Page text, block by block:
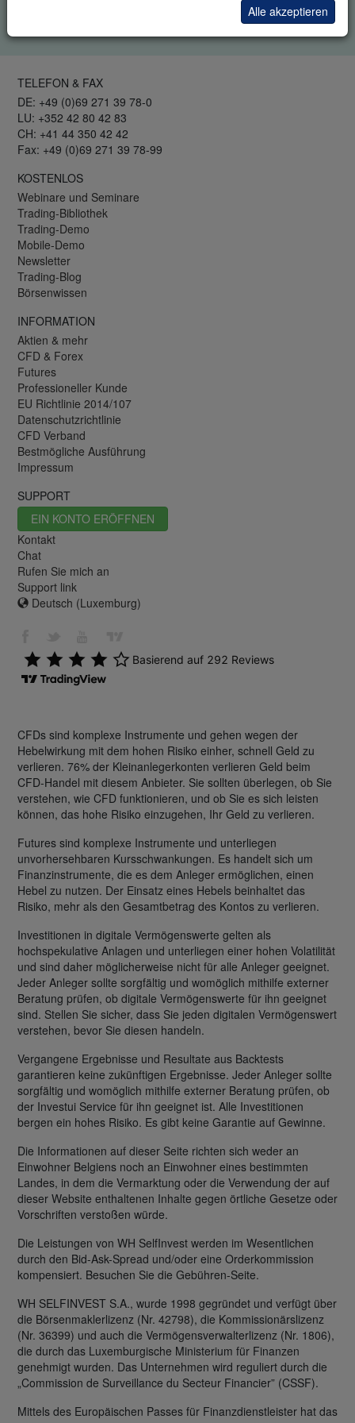
Alle akzeptieren
Ihre Informationen werden vertraulich behandelt.
TELEFON & FAX
DE: +49 (0)69 271 39 78-0
LU: +352 42 80 42 83
CH: +41 44 350 42 42
Fax: +49 (0)69 271 39 78-99
KOSTENLOS
Webinare und Seminare
Trading-Bibliothek
Trading-Demo
Mobile-Demo
Newsletter
Trading-Blog
Börsenwissen
INFORMATION
Aktien & mehr
CFD & Forex
Futures
Professioneller Kunde
EU Richtlinie 2014/107
Datenschutzrichtlinie
CFD Verband
Bestmögliche Ausführung
Impressum
SUPPORT
EIN KONTO ERÖFFNEN
Kontakt
Chat
Rufen Sie mich an
Support link
Deutsch (Luxemburg)
CFDs sind komplexe Instrumente und gehen wegen der
Hebelwirkung mit dem hohen Risiko einher, schnell Geld zu
verlieren. 76% der Kleinanlegerkonten verlieren Geld beim
CFD-Handel mit diesem Anbieter. Sie sollten überlegen, ob Sie
verstehen, wie CFD funktionieren, und ob Sie es sich leisten
können, das hohe Risiko einzugehen, Ihr Geld zu verlieren.
Futures sind komplexe Instrumente und unterliegen
unvorhersehbaren Kursschwankungen. Es handelt sich um
Finanzinstrumente, die es dem Anleger ermöglichen, einen
Hebel zu nutzen. Der Einsatz eines Hebels beinhaltet das
Risiko, mehr als den Gesamtbetrag des Kontos zu verlieren.
Investitionen in digitale Vermögenswerte gelten als
hochspekulative Anlagen und unterliegen einer hohen Volatilität
und sind daher möglicherweise nicht für alle Anleger geeignet.
Jeder Anleger sollte sorgfältig und womöglich mithilfe externer
Beratung prüfen, ob digitale Vermögenswerte für ihn geeignet
sind. Stellen Sie sicher, dass Sie jeden digitalen Vermögenswert
verstehen, bevor Sie diesen handeln.
Vergangene Ergebnisse und Resultate aus Backtests
garantieren keine zukünftigen Ergebnisse. Jeder Anleger sollte
sorgfältig und womöglich mithilfe externer Beratung prüfen, ob
der Investui Service für ihn geeignet ist. Alle Investitionen
bergen ein hohes Risiko. Es gibt keine Garantie auf Gewinne.
Die Informationen auf dieser Seite richten sich weder an
Einwohner Belgiens noch an Einwohner eines bestimmten
Landes, in dem die Vermarktung oder die Verwendung der auf
dieser Website enthaltenen Inhalte gegen örtliche Gesetze oder
Vorschriften verstoßen würde.
Die Leistungen von WH SelfInvest werden im Wesentlichen
durch den Bid-Ask-Spread und/oder eine Orderkommission
kompensiert. Besuchen Sie die Gebühren-Seite.
WH SELFINVEST S.A., wurde 1998 gegründet und verfügt über
die Börsenmaklerlizenz (Nr. 42798), die Kommissionärslizenz
(Nr. 36399) und auch die Vermögensverwalterlizenz (Nr. 1806),
die durch das Luxemburgische Ministerium für Finanzen
genehmigt wurden. Das Unternehmen wird reguliert durch die
„Commission de Surveillance du Secteur Financier” (CSSF).
Mittels des Europäischen Passes für Finanzdienstleister hat das